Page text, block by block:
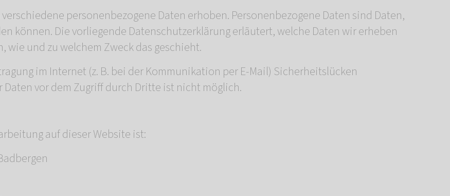
personenbezogene Daten erhoben. Personenbezogene Daten sind Daten,
können. Die vorliegende Datenschutzerklärung erläutert, welche Daten wir erheben
und zu welchem Zweck das geschieht.
im Internet (z. B. bei der Kommunikation per E-Mail) Sicherheitslücken
vor dem Zugriff durch Dritte ist nicht möglich.
auf dieser Website ist: